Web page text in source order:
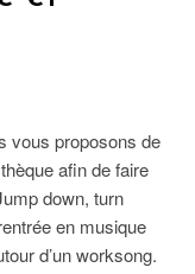
vous proposons de
afin de faire
down, turn
en musique
d’un worksong.